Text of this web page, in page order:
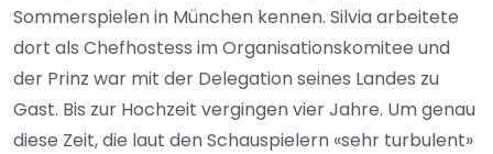
Sommerspielen in München kennen. Silvia arbeitete
dort als Chefhostess im Organisationskomitee und
der Prinz war mit der Delegation seines Landes zu
Gast. Bis zur Hochzeit vergingen vier Jahre. Um genau
diese Zeit, die laut den Schauspielern «sehr turbulent»